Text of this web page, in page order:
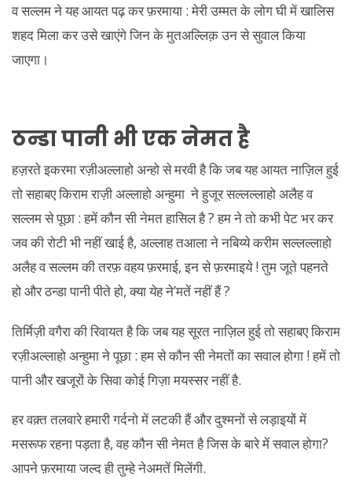
व सल्लम ने यह आयत पढ़ कर फ़रमाया : मेरी उम्मत के लोग घी में खालिस
शहद मिला कर उसे खाएंगे जिन के मुतअल्लिक़ उन से सुवाल किया
जाएगा।
ठन्डा पानी भी एक नेमत है
हज़रते इकरमा रज़ीअल्लाहो अन्हो से मरवी है कि जब यह आयत नाज़िल हुई
तो सहाबए किराम राज़ी अल्लाहो अन्हुमा ने हुजूर सल्लल्लाहो अलैह व
सल्लम से पूछा : हमें कौन सी नेमत हासिल है ? हम ने तो कभी पेट भर कर
जव की रोटी भी नहीं खाई है, अल्लाह तआला ने नबिय्ये करीम सल्लल्लाहो
अलैह व सल्लम की तरफ़ वहय फ़रमाई, इन से फ़रमाइये ! तुम जूते पहनते
हो और ठन्डा पानी पीते हो, क्या येह ने’मतें नहीं हैं ?
तिर्मिज़ी वगैरा की रिवायत है कि जब यह सूरत नाज़िल हुई तो सहाबए किराम
रज़ीअल्लाहो अन्हुमा ने पूछा : हम से कौन सी नेमतों का सवाल होगा ! हमें तो
पानी और खजूरों के सिवा कोई गिज़ा मयस्सर नहीं है.
हर वक़्त तलवारे हमारी गर्दनो में लटकी हैं और दुश्मनों से लड़ाइयों में
मसरूफ रहना पड़ता है, वह कौन सी नेमत है जिस के बारे में सवाल होगा?
आपने फ़रमाया जल्द ही तुम्हे नेअमतें मिलेंगी.